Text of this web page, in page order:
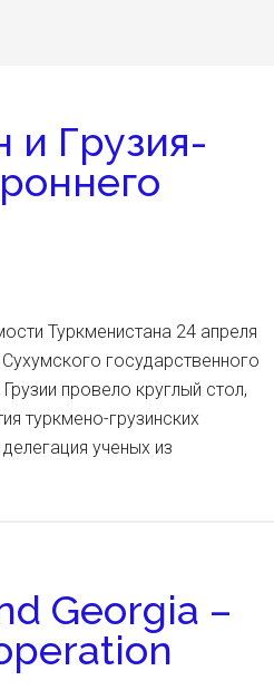
и Грузия-
Туркменистана 24 апреля
государственного
провело круглый стол,
туркмено-грузинских
ученых из
Georgia –